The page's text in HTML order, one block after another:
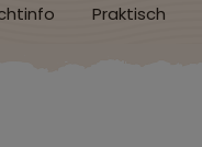
Praktisch